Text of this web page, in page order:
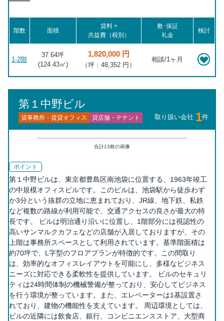
階数 面積
賃料 +
共益費（税別）
敷･保証
礼金
検討
1-2階
37.64坪
(124.43㎡)
1,820,000 円
（坪：48,352 円）
相談/1ヶ月
第１中野ビル
貸事務所・賃貸オフィス 貸店舗・テナント 取り扱い会社 1件
合計13枚の画像
ポイント
第１中野ビルは、東京都豊島区南池袋に位置する、1963年竣工
の中規模オフィスビルです。このビルは、池袋駅から徒歩わず
か3分という抜群の立地に恵まれており、JR線、地下鉄、私鉄
など複数の路線が利用可能で、交通アクセスの良さが最大の特
長です。 ビルは明治通り沿いに位置し、1階部分には視認性の
高いサンマルクカフェなどの店舗が入居しておりますが、その
上階は事務所スペースとして利用されています。基準階面積は
約70坪で、L字型のフロアプランが特徴的です。この間取り
は、効率的なオフィスレイアウトを可能にし、多様なビジネス
ニーズに対応できる柔軟性を提供しています。 ビルのセキュリ
ティは24時間体制の機械警備が整っており、安心してビジネス
を行う環境が整っています。また、エレベーターは1基設置さ
れており、建物の機能性を支えています。 周辺環境としては、
ビルの近隣には飲食店、銀行、コンビニエンスストア、大型商